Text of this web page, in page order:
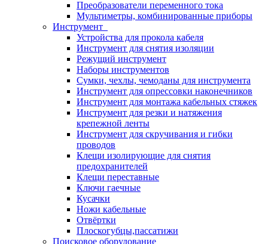
Преобразователи переменного тока
Мультиметры, комбинированные приборы
Инструмент
Устройства для прокола кабеля
Инструмент для снятия изоляции
Режущий инструмент
Наборы инструментов
Сумки, чехлы, чемоданы для инструмента
Инструмент для опрессовки наконечников
Инструмент для монтажа кабельных стяжек
Инструмент для резки и натяжения
крепежной ленты
Инструмент для скручивания и гибки
проводов
Клещи изолирующие для снятия
предохранителей
Клещи переставные
Ключи гаечные
Кусачки
Ножи кабельные
Отвёртки
Плоскогубцы,пассатижи
Поисковое оборудование